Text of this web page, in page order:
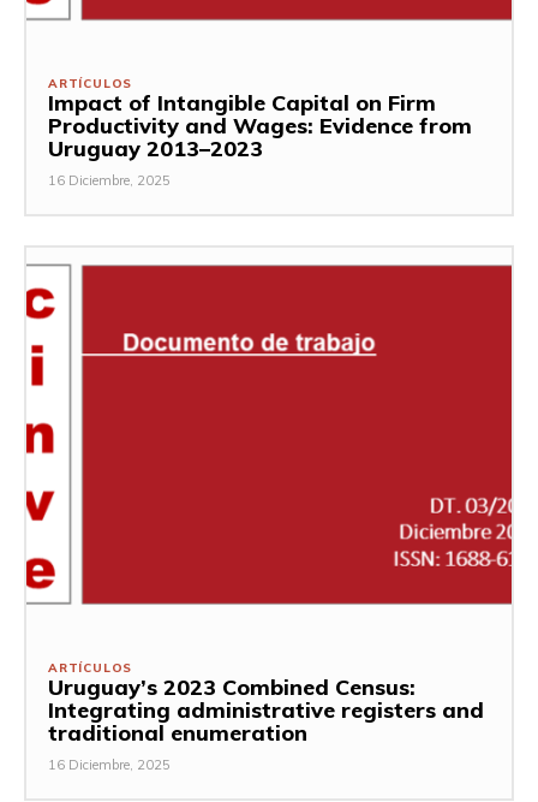
ARTÍCULOS
Impact of Intangible Capital on Firm
Productivity and Wages: Evidence from
Uruguay 2013–2023
16 Diciembre, 2025
ARTÍCULOS
Uruguay’s 2023 Combined Census:
Integrating administrative registers and
traditional enumeration
16 Diciembre, 2025